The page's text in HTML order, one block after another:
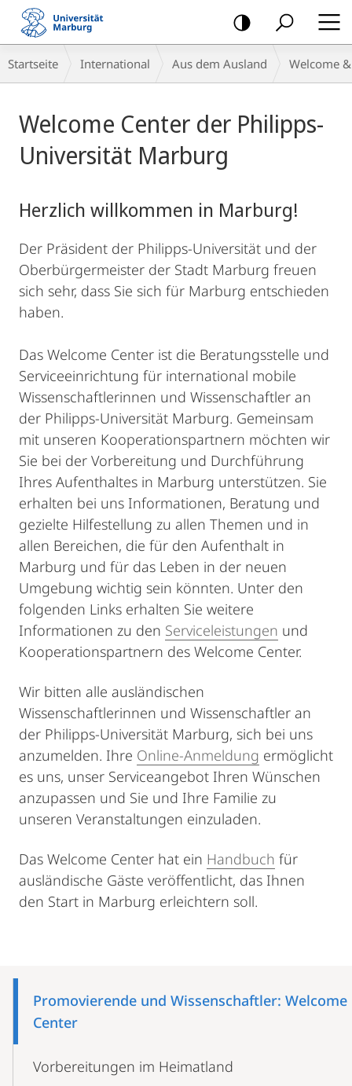
Mobile-
Navigation
Breadcrumb-
Navigation
Startseite International Aus dem Ausland Welcome
Welcome Center der Philipps-
Universität Marburg
Herzlich willkommen in Marburg!
Der Präsident der Philipps-Universität und der
Oberbürgermeister der Stadt Marburg freuen
sich sehr, dass Sie sich für Marburg entschieden
haben.
Das Welcome Center ist die Beratungsstelle und
Serviceeinrichtung für international mobile
Wissenschaftlerinnen und Wissenschaftler an
der Philipps-Universität Marburg. Gemeinsam
mit unseren Kooperationspartnern möchten wir
Sie bei der Vorbereitung und Durchführung
Ihres Aufenthaltes in Marburg unterstützen. Sie
erhalten bei uns Informationen, Beratung und
gezielte Hilfestellung zu allen Themen und in
allen Bereichen, die für den Aufenthalt in
Marburg und für das Leben in der neuen
Umgebung wichtig sein könnten. Unter den
folgenden Links erhalten Sie weitere
Informationen zu den Serviceleistungen und
Kooperationspartnern des Welcome Center.
Wir bitten alle ausländischen
Wissenschaftlerinnen und Wissenschaftler an
der Philipps-Universität Marburg, sich bei uns
anzumelden. Ihre Online-Anmeldung ermöglicht
es uns, unser Serviceangebot Ihren Wünschen
anzupassen und Sie und Ihre Familie zu
unseren Veranstaltungen einzuladen.
Das Welcome Center hat ein Handbuch für
ausländische Gäste veröffentlicht, das Ihnen
den Start in Marburg erleichtern soll.
NavigationPromovierende und Wissenschaftler: Welcome
Center
Vorbereitungen im Heimatland